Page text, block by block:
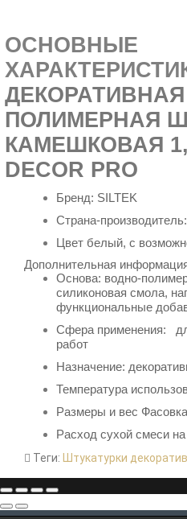
ОСНОВНЫЕ
ДЕКОРАТИВНАЯ
ПОЛИМЕРНАЯ
КАМЕШКОВАЯ
DECOR PRO
Бренд: SILTEK
Страна-
Цвет белый, с
Дополнительная
Основа: водно-
силиконовая смола,
функциональные
Сфера применения:
работ
Назначение:
Температура
Размеры и вес
Расход сухой смеси на
Теги: Штукатурки